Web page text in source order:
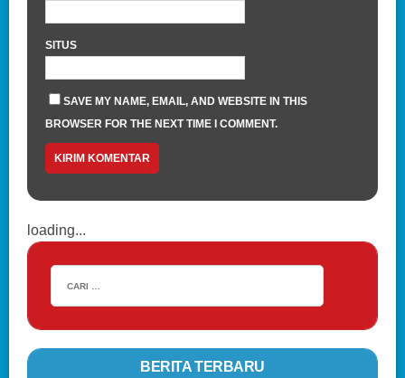
SITUS
SAVE MY NAME, EMAIL, AND WEBSITE IN THIS
BROWSER FOR THE NEXT TIME I COMMENT.
loading...
BERITA TERBARU